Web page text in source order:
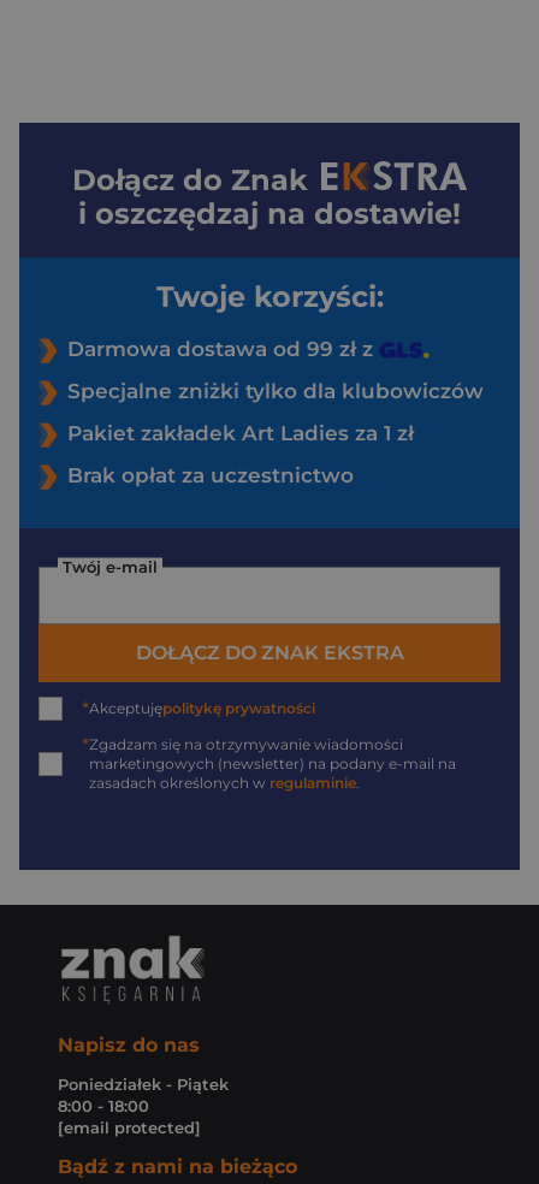
Dołącz do Znak
i oszczędzaj na dostawie!
Twoje korzyści:
Darmowa dostawa od 99 zł z
Specjalne zniżki tylko dla klubowiczów
Pakiet zakładek Art Ladies za 1 zł
Brak opłat za uczestnictwo
Twój e-mail
DOŁĄCZ DO ZNAK EKSTRA
*Akceptujępolitykę prywatności
*Zgadzam się na otrzymywanie wiadomości
marketingowych (newsletter) na podany e-mail na
zasadach określonych w regulaminie.
Napisz do nas
Poniedziałek - Piątek
8:00 - 18:00
[email protected]
Bądź z nami na bieżąco